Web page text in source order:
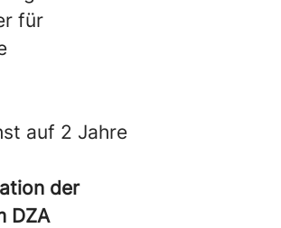
für
auf 2 Jahre
der
DZA